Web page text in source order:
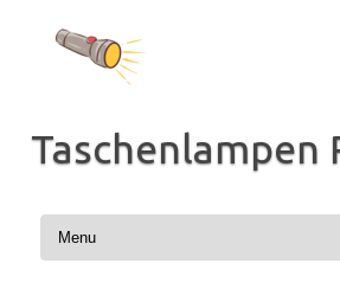
springen
Taschenlampen